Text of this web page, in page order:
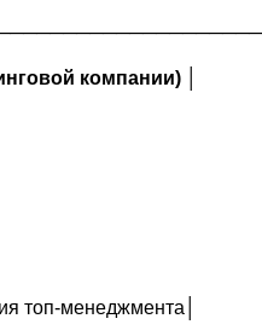
компании)
топ-менеджмента│